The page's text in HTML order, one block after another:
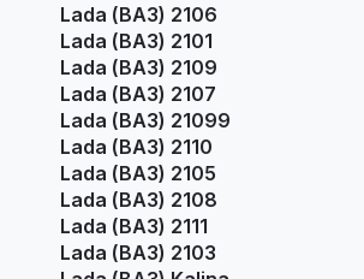
Lada (ВАЗ) 2106
Lada (ВАЗ) 2101
Lada (ВАЗ) 2109
Lada (ВАЗ) 2107
Lada (ВАЗ) 21099
Lada (ВАЗ) 2110
Lada (ВАЗ) 2105
Lada (ВАЗ) 2108
Lada (ВАЗ) 2111
Lada (ВАЗ) 2103